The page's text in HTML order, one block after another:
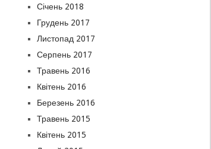
Січень 2018
Грудень 2017
Листопад 2017
Серпень 2017
Травень 2016
Квітень 2016
Березень 2016
Травень 2015
Квітень 2015